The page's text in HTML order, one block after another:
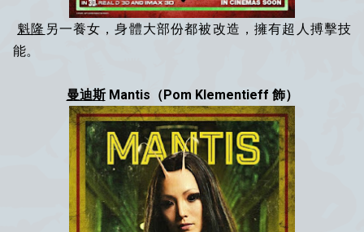
魁隆 另一養女，身體大部份都被改造，擁有超人搏擊技
能。
曼迪斯Mantis（Pom Klementieff 飾）